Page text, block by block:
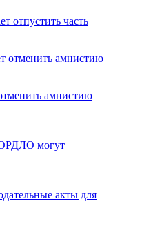
отпустить часть
амнистию
ОРДЛО могут
акты для